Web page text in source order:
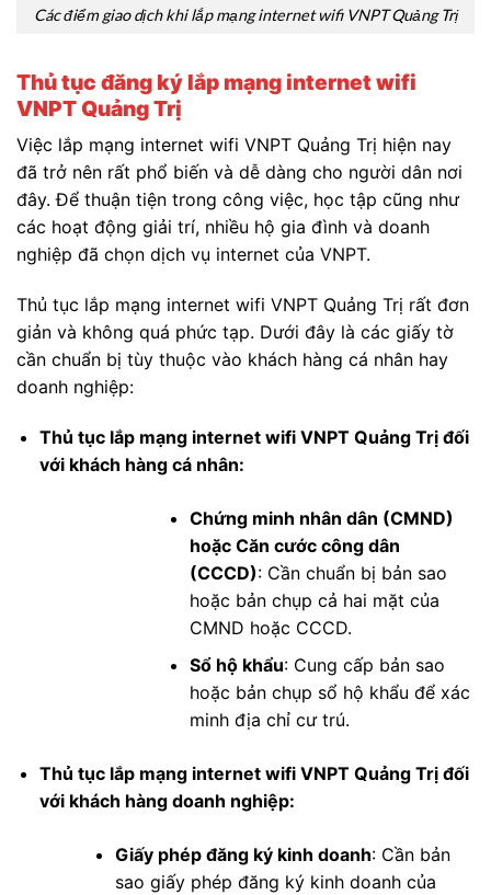
Các điểm giao dịch khi lắp mạng internet wifi VNPT Quảng Trị
Thủ tục đăng ký lắp mạng internet wifi
VNPT Quảng Trị
Việc lắp mạng internet wifi VNPT Quảng Trị hiện nay
đã trở nên rất phổ biến và dễ dàng cho người dân nơi
đây. Để thuận tiện trong công việc, học tập cũng như
các hoạt động giải trí, nhiều hộ gia đình và doanh
nghiệp đã chọn dịch vụ internet của VNPT.
Thủ tục lắp mạng internet wifi VNPT Quảng Trị rất đơn
giản và không quá phức tạp. Dưới đây là các giấy tờ
cần chuẩn bị tùy thuộc vào khách hàng cá nhân hay
doanh nghiệp:
Thủ tục lắp mạng internet wifi VNPT Quảng Trị đối
với khách hàng cá nhân:
Chứng minh nhân dân (CMND)
hoặc Căn cước công dân
(CCCD): Cần chuẩn bị bản sao
hoặc bản chụp cả hai mặt của
CMND hoặc CCCD.
Sổ hộ khẩu: Cung cấp bản sao
hoặc bản chụp sổ hộ khẩu để xác
minh địa chỉ cư trú.
Thủ tục lắp mạng internet wifi VNPT Quảng Trị đối
với khách hàng doanh nghiệp:
Giấy phép đăng ký kinh doanh: Cần bản
sao giấy phép đăng ký kinh doanh của